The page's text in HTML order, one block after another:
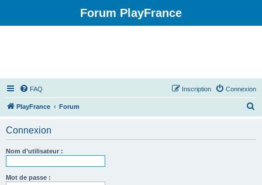
Forum PlayFrance
FAQ Connexion
Inscription
PlayFrance Forum
Connexion
Nom d’utilisateur :
Mot de passe :